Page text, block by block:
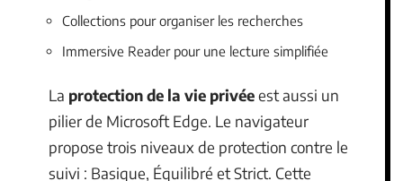
Collections pour organiser les recherches
Immersive Reader pour une lecture simplifiée
La protection de la vie privéeest aussi un
pilier de Microsoft Edge. Le navigateur
propose trois niveaux de protection contre le
suivi : Basique, Équilibré et Strict. Cette